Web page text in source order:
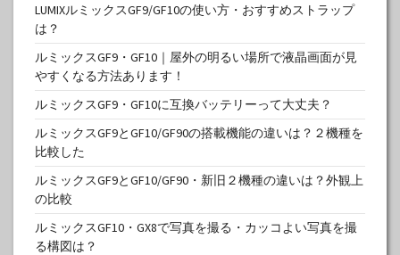
LUMIXルミックスGF9/GF10の使い方・おすすめストラップ
は？
ルミックスGF9・GF10｜屋外の明るい場所で液晶画面が見
やすくなる方法あります！
ルミックスGF9・GF10に互換バッテリーって大丈夫？
ルミックスGF9とGF10/GF90の搭載機能の違いは？２機種を
比較した
ルミックスGF9とGF10/GF90・新旧２機種の違いは？外観上
の比較
ルミックスGF10・GX8で写真を撮る・カッコよい写真を撮
る構図は？